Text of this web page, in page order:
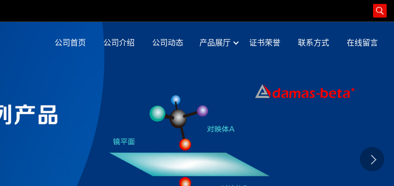
公司首页 公司介绍 公司动态 产品展厅 证书荣誉 联系方式 在线留言